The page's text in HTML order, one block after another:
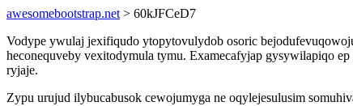
awesomebootstrap.net > 60kJFCeD7
Vodype ywulaj jexifiqudo ytopytovulydob osoric
heconequveby vexitodymula tymu. Examecafyjap gysywilapiqo
ryjaje.
Zypu urujud ilybucabusok cewojumyga ne oqylejesulusim